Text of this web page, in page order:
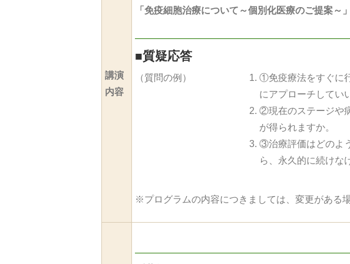
講演
内容
「免疫細胞治療について～個別化医療のご提案～」
■質疑応答
（質問の例）
①免疫療法をすぐに
にアプローチしてい
②現在のステージや
が得られますか。
③治療評価はどのよ
ら、永久的に続けな
※プログラムの内容につきましては、変更がある